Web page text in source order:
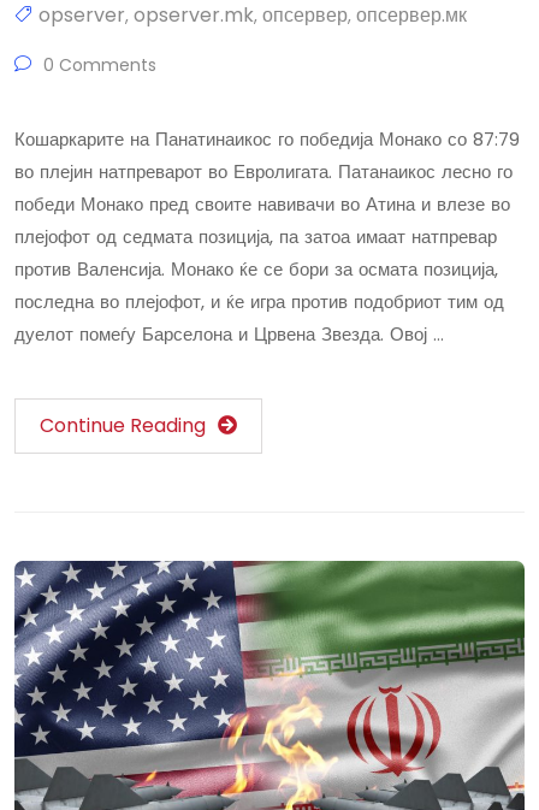
opserver, opserver.mk, опсервер, опсервер.мк
0 Comments
Кошаркарите на Панатинаикос го победија Монако со 87:79
во плејин натпреварот во Евролигата. Патанаикос лесно го
победи Монако пред своите навивачи во Атина и влезе во
плејофот од седмата позиција, па затоа имаат натпревар
против Валенсија. Монако ќе се бори за осмата позиција,
последна во плејофот, и ќе игра против подобриот тим од
дуелот помеѓу Барселона и Црвена Звезда. Овој …
Continue Reading